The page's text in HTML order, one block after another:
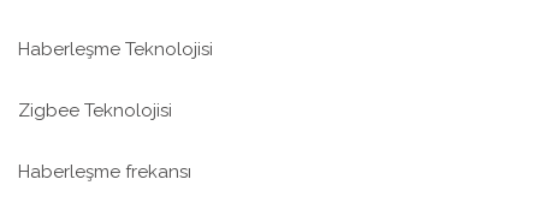
Haberleşme Teknolojisi
Zigbee Teknolojisi
Haberleşme frekansı